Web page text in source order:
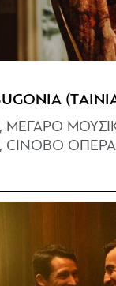
ΜΕΓΑΡΟ
CINOBO ΟΠΕΡΑ